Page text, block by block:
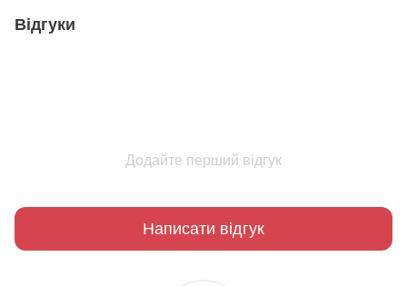
Відгуки
Додайте перший відгук
Написати відгук